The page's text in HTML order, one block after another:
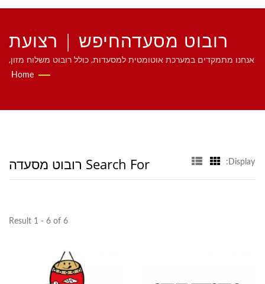
רובוט מסעדהחיפש | רצועת
קונבייר לבר סושי - יצרן רצועות
אנחנו מתמקדים במערכת אוטומטית למסעדות, כולל רובוט משלוח מזון,
מערכת רכבת מהירה, מערכת רצועת העברה, מערכת רצועת שושי
Home
Search For רובוט מסעדה Display:
Result 1 - 6 of 6